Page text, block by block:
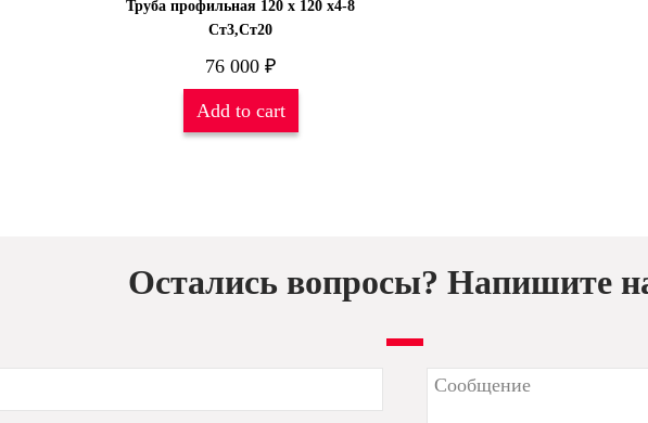
Труба профильная 120 х 120 х4-8
Ст3,Ст20
76 000₽
Add to cart
Остались вопросы? Напишите